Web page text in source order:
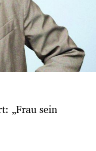
„Frau sein